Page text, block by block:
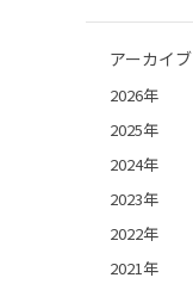
アーカイブ
2026年
2025年
2024年
2023年
2022年
2021年